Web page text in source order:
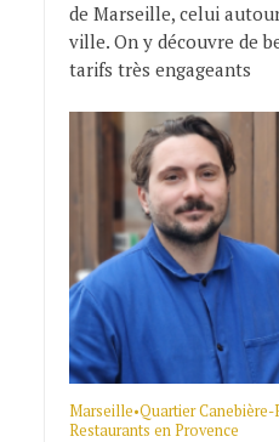
de Marseille, celui
ville. On y découvre de
tarifs très engageants
Marseille•Quartier
Restaurants en Provence